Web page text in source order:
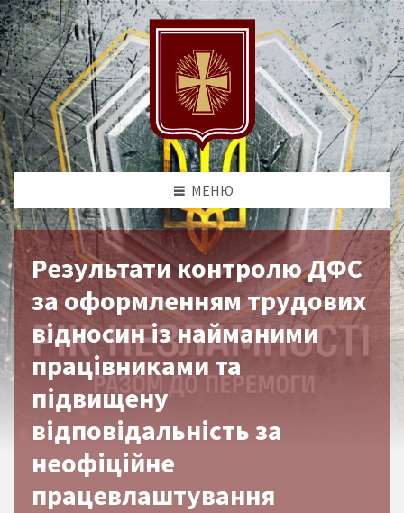
МЕНЮ
Результати контролю ДФС
за оформленням трудових
відносин із найманими
працівниками та
підвищену
відповідальність за
неофіційне
працевлаштування